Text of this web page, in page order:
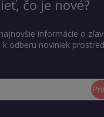
čo je nové?
informácie o
k odberu noviniek